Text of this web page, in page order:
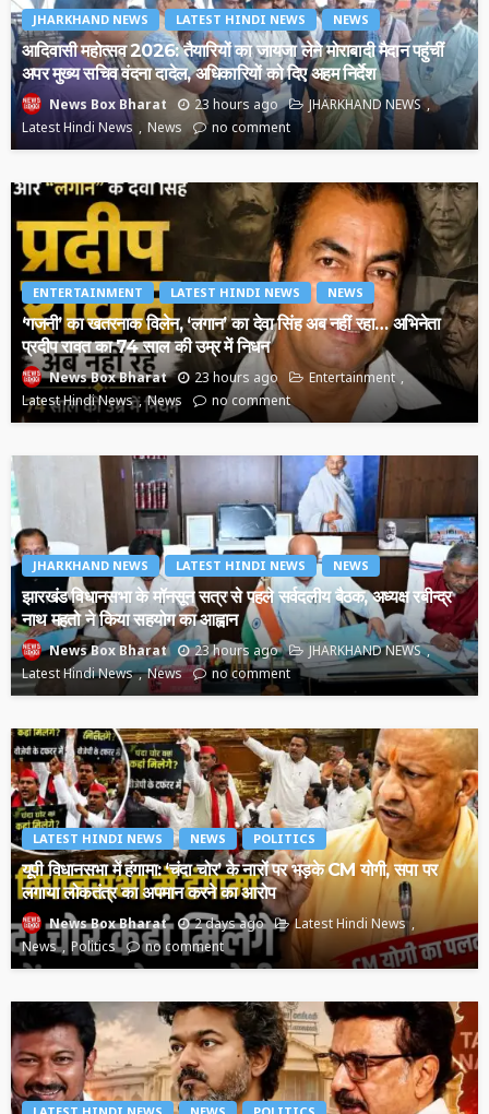
JHARKHAND NEWS LATEST HINDI NEWS NEWS
आदिवासी महोत्सव 2026: तैयारियों का जायजा लेने मोराबादी मैदान पहुंचीं
अपर मुख्य सचिव वंदना दादेल, अधिकारियों को दिए अहम निर्देश
News Box Bharat 23 hours ago
JHARKHAND NEWS
Latest Hindi News
News no comment
ENTERTAINMENT LATEST HINDI NEWS NEWS
‘गजनी’ का खतरनाक विलेन, ‘लगान’ का देवा सिंह अब नहीं रहा… अभिनेता
प्रदीप रावत का 74 साल की उम्र में निधन
News Box Bharat 23 hours ago
Entertainment
Latest Hindi News
News no comment
JHARKHAND NEWS LATEST HINDI NEWS NEWS
झारखंड विधानसभा के मॉनसून सत्र से पहले सर्वदलीय बैठक, अध्यक्ष रबीन्द्र
नाथ महतो ने किया सहयोग का आह्वान
News Box Bharat 23 hours ago
JHARKHAND NEWS
Latest Hindi News
News no comment
LATEST HINDI NEWS NEWS POLITICS
यूपी विधानसभा में हंगामा: ‘चंदा चोर’ के नारों पर भड़के CM योगी, सपा पर
लगाया लोकतंत्र का अपमान करने का आरोप
News Box Bharat 2 days ago
Latest Hindi News
News
Politics no comment